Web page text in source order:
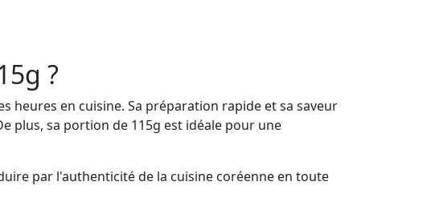
?
heures en cuisine. Sa préparation rapide et sa saveur
plus, sa portion de 115g est idéale pour une
par l'authenticité de la cuisine coréenne en toute